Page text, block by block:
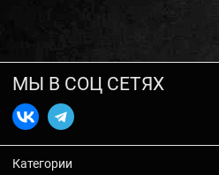
МЫ В СОЦ СЕТЯХ
Категории